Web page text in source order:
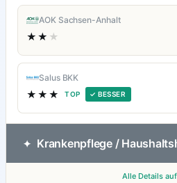
AOK Sachsen-Anhalt
★★ ★
Salus BKK
★★★ TOP ✓ BESSER
✦ Krankenpflege /
Alle Details